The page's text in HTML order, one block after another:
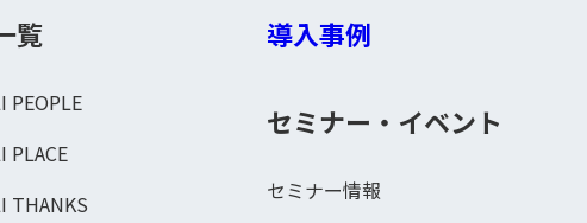
覧
PEOPLE
PLACE
THANKS
導入事例
セミナー・イベント
セミナー情報